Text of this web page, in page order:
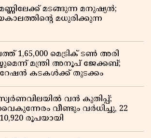
മണ്ണിലേക്ക് മടങ്ങുന്ന മനുഷ്യൻ;
മധുരിക്കുന്ന
മെട്രിക് ടൺ അരി
മന്ത്രി അനൂപ് ജേക്കബ്;
കടകൾക്ക് തുടക്കം
വൻ കുതിപ്പ്;
വീണ്ടും വർധിച്ചു, 22
രൂപയായി